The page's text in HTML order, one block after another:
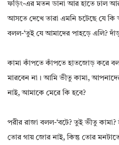
ফড়িং-এর মতন ডানা আর হাতে ঢাল আর
আসতে দেখে তারা এমনি চটেছে যে
বলল-‘তুই যে আমাদের পাহড়ে এলি?
কামা কাঁপতে কাঁপতে হাতজোড় করে
মারবেন না। আমি ভীতু কামা,
নাই, আমাকে মেরে কি হবে?
পরীর রাজা বলল-‘বটে? তুই ভীতু কামা?
তোর গায় জোর নাই, কিন্তু তোর